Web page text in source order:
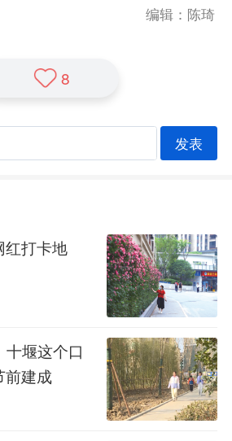
编辑：陈琦
8
发表
红打卡地
堰这个口
前建成